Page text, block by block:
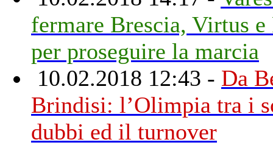
fermare Brescia, Virtus e
per proseguire la marcia
10.02.2018 12:43 - Da
Brindisi: l’Olimpia tra i
dubbi ed il turnover